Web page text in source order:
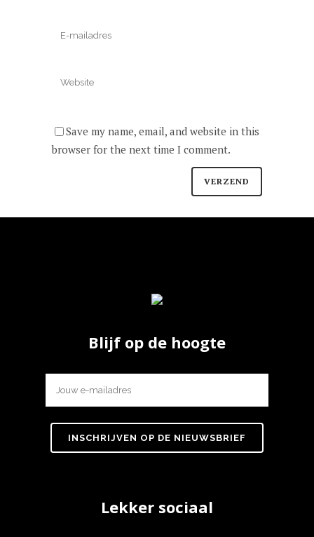
Save my name, email, and website in this
browser for the next time I comment.
Blijf op de hoogte
Lekker sociaal